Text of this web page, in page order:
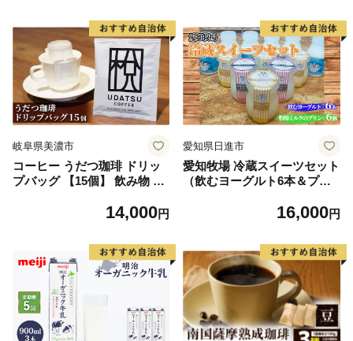
岐阜県美濃市
コーヒー うだつ珈琲 ドリッ
プバッグ 【15個】 飲み物 飲
ー ブラジル コロンビア タン
14,000円
愛知県日進市
愛知牧場 冷蔵スイーツセット
（飲むヨーグルト6本＆プリ
菓子 生乳 グラニュー糖 新鮮
16,000円